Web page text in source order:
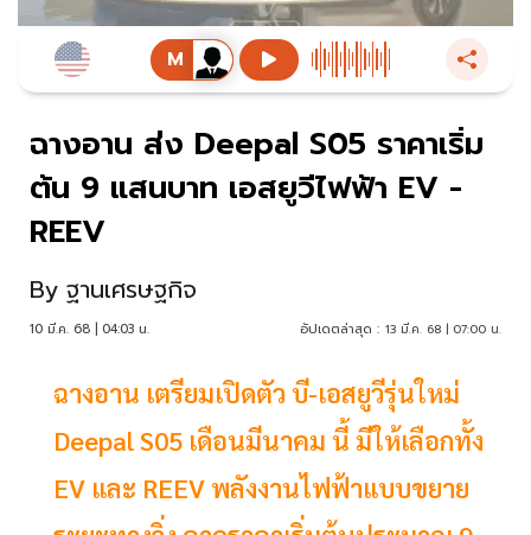
ฉางอาน ส่ง Deepal S05 ราคาเริ่ม
ต้น 9 แสนบาท เอสยูวีไฟฟ้า EV -
REEV
By ฐานเศรษฐกิจ
10 มี.ค. 68 | 04:03 น. อัปเดตล่าสุด : 13 มี.ค. 68 | 07:00 น.
ฉางอาน เตรียมเปิดตัว บี-เอสยูวีรุ่นใหม่
Deepal S05 เดือนมีนาคม นี้ มีให้เลือกทั้ง
EV และ REEV พลังงานไฟฟ้าแบบขยาย